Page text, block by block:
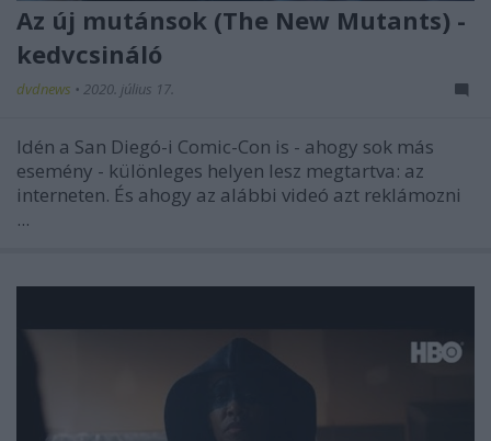
Az új mutánsok (The New Mutants) -
kedvcsináló
dvdnews • 2020. július 17.
Idén a San Diegó-i Comic-Con is - ahogy sok más
esemény - különleges helyen lesz megtartva: az
interneten. És ahogy az alábbi videó azt reklámozni
...